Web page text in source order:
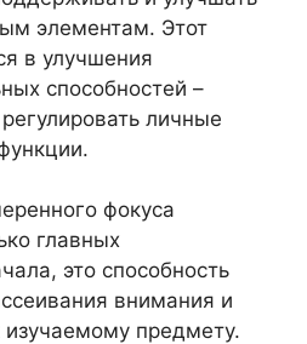
элементам. Этот
в улучшения
способностей –
личные
фокуса
главных
это способность
внимания и
изучаемому предмету.